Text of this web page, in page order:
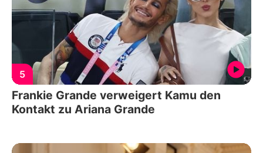
5
Frankie Grande verweigert Kamu den
Kontakt zu Ariana Grande